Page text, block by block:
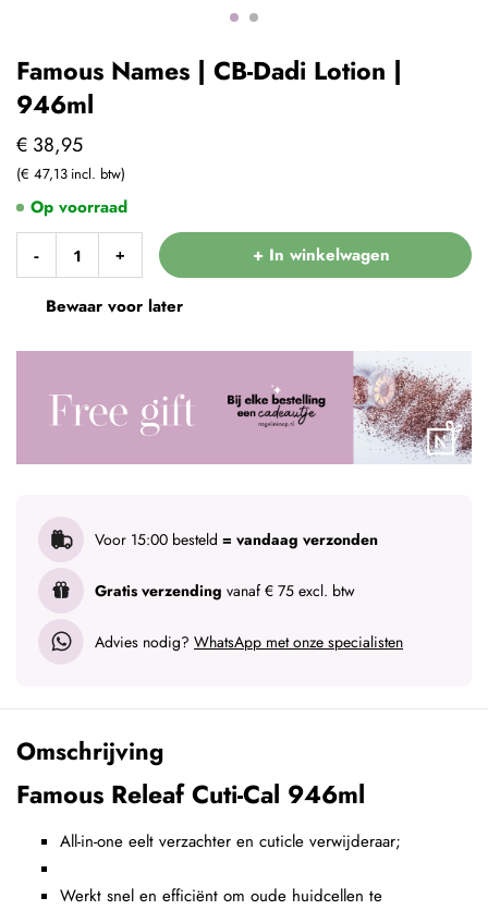
€ 38,95
€ 47,13
- + + In winkelwagen
Bewaar voor later
Voor 15:00 besteld = vandaag verzonden
Gratis verzending vanaf € 75 excl. btw
Advies nodig? WhatsApp met onze specialisten
Op voorraad
Famous Names | CB-Dadi Lotion |
946ml
Omschrijving
Famous Releaf Cuti-Cal 946ml
All-in-one eelt verzachter en cuticle verwijderaar;
Werkt snel en efficiënt om oude huidcellen te